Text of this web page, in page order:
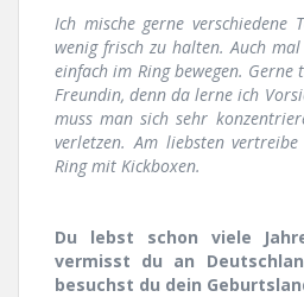
Ich mische gerne verschiedene
wenig frisch zu halten. Auch
einfach im Ring bewegen.
Freundin, denn da lerne ich
muss man sich sehr
verletzen. Am liebsten
Ring mit Kickboxen.
Du lebst schon viele
vermisst du an
besuchst du dein